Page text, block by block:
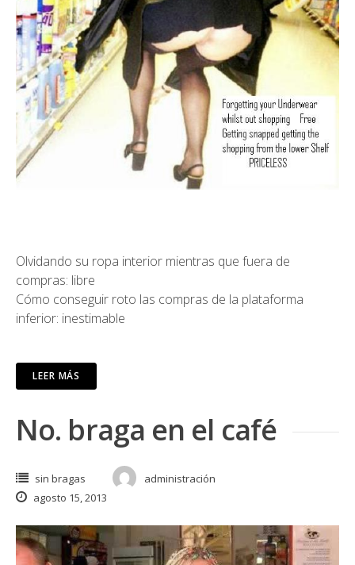
Olvidando su ropa interior mientras que fuera de
compras: libre
Cómo conseguir roto las compras de la plataforma
inferior: inestimable
LEER MÁS
No. braga en el café
sin bragas
administración
agosto 15, 2013